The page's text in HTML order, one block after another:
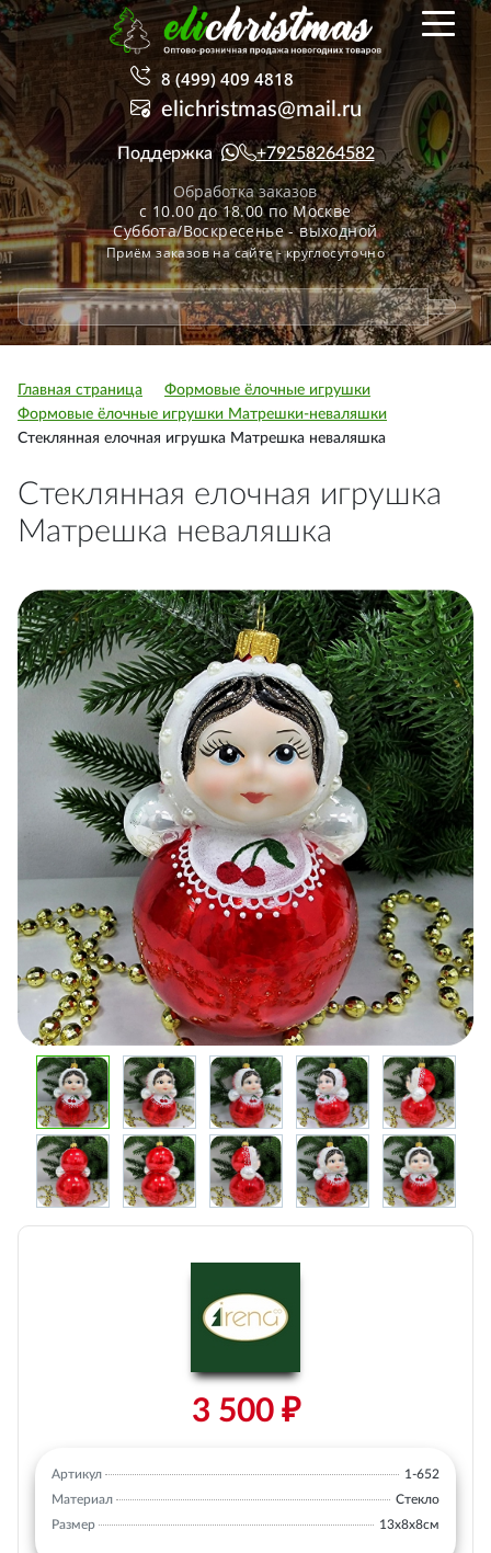
8 (499) 409 4818
elichristmas@mail.ru
Поддержка +79258264582
Обработка заказов
с 10.00 до 18.00 по Москве
Суббота/Воскресенье - выходной
Приём заказов на сайте - круглосуточно
Главная страница
Формовые ёлочные игрушки
Формовые ёлочные игрушки Матрешки-неваляшки
Стеклянная елочная игрушка Матрешка неваляшка
Стеклянная елочная игрушка
Матрешка неваляшка
3 500 ₽
Артикул
1-652
Материал
Стекло
Размер
13х8х8см